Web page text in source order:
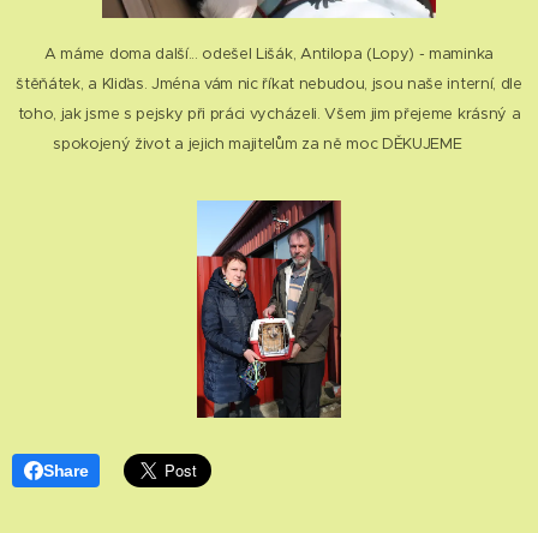
A máme doma další... odešel Lišák, Antilopa (Lopy) - maminka
štěňátek, a Kliďas. Jména vám nic říkat nebudou, jsou naše interní, dle
toho, jak jsme s pejsky při práci vycházeli. Všem jim přejeme krásný a
spokojený život a jejich majitelům za ně moc DĚKUJEME 😊
Share